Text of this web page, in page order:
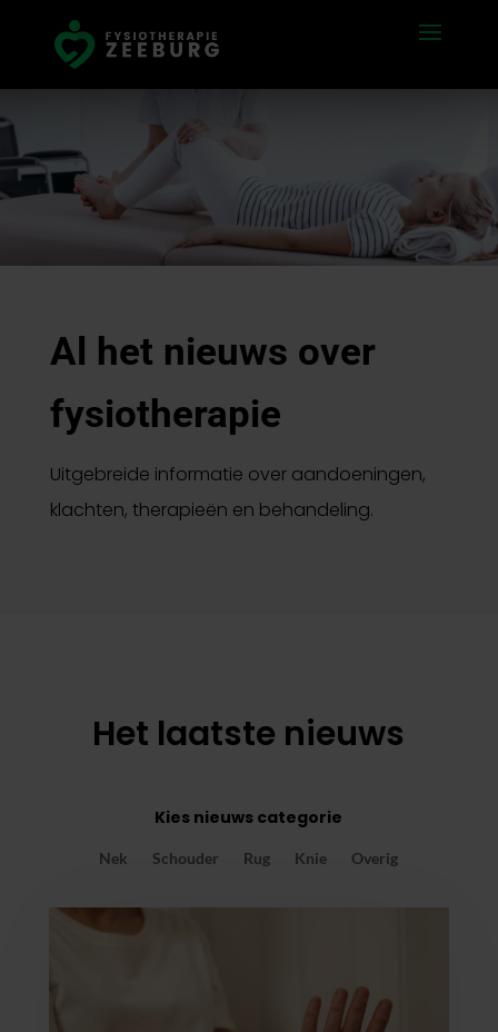
Al het nieuws over
fysiotherapie
Uitgebreide informatie over aandoeningen,
klachten, therapieën en behandeling.
Het laatste nieuws
Kies nieuws categorie
Nek Schouder Rug Knie Overig